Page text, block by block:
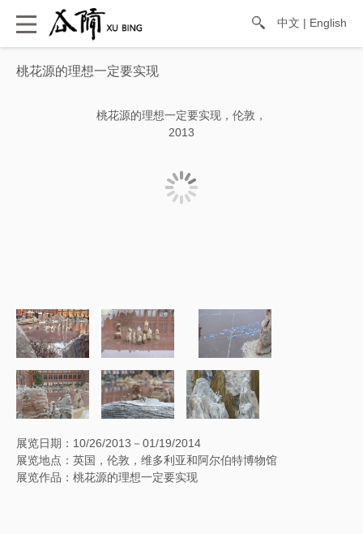
中文 | English
桃花源的理想一定要实现
桃花源的理想一定要实现，伦敦，
2013
展览日期：10/26/2013－01/19/2014
展览地点：英国，伦敦，维多利亚和阿尔伯特博物馆
展览作品：桃花源的理想一定要实现